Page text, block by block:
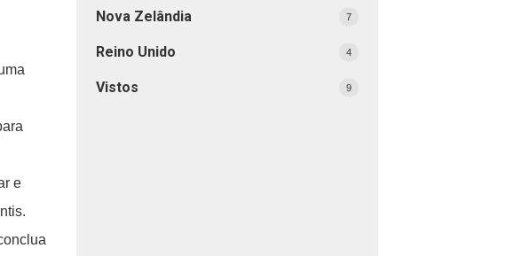
e
Nova Zelândia 7
Reino Unido 4
Vistos 9